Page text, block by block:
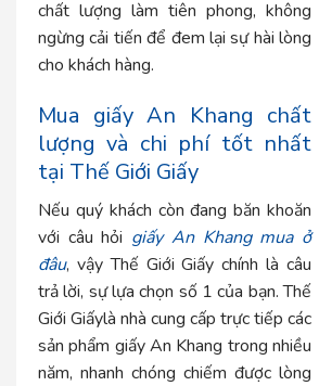
chất lượng làm tiên phong, không
ngừng cải tiến để đem lại sự hài lòng
cho khách hàng.
Mua giấy An Khang chất
lượng và chi phí tốt nhất
tại Thế Giới Giấy
Nếu quý khách còn đang băn khoăn
với câu hỏi giấy An Khang mua ở
đâu, vậy Thế Giới Giấy chính là câu
trả lời, sự lựa chọn số 1 của bạn. Thế
Giới Giấylà nhà cung cấp trực tiếp các
sản phẩm giấy An Khang trong nhiều
năm, nhanh chóng chiếm được lòng